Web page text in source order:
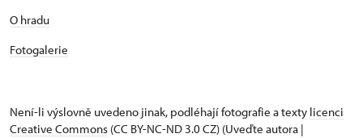
O hradu
Fotogalerie
Není-li výslovně uvedeno jinak, podléhají fotografie a texty licenci
Creative Commons (CC BY-NC-ND 3.0 CZ) (Uveďte autora |